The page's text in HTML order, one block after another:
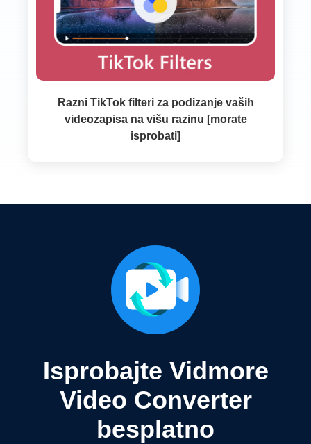
Razni TikTok filteri za podizanje vaših
videozapisa na višu razinu [morate
isprobati]
Isprobajte Vidmore
Video Converter
besplatno